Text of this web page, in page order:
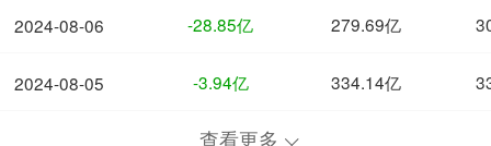
2024-08-06
2024-08-05
-28.85亿 279.69亿
-3.94亿 334.14亿
查看更多